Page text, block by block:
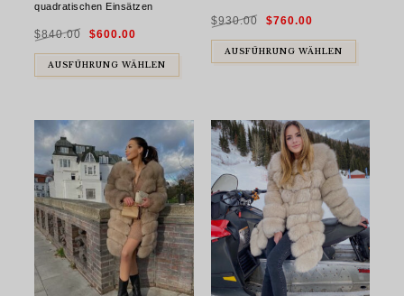
quadratischen Einsätzen
$840.00
Ursprünglicher
Preis
$840.00
$600.00
$600.00.
AUSFÜHRUNG WÄHLEN
$930.00
Ursprünglicher
Preis
$930.00
$760.00Preis
$760.00.
AUSFÜHRUNG WÄHLEN